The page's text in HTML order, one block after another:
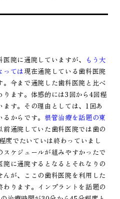
院に通院していますが、
もう大
っては現在通院している歯科医院
今まで通院した歯科医院と比べ
ます。体感的には3回から4回程
す。その理由としては、1回あ
からです。 根管治療を話題の東
前通院していた歯科医院では歯の
度でたいていは終わっていまし
ケジュールが組みやすかったで
に通院するとなるとそれなりの
が、ここの歯科医院を利用した
わります。インプラントを話題の